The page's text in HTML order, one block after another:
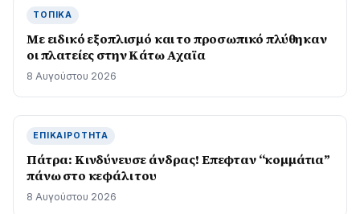
ΤΟΠΙΚΆ
Με ειδικό εξοπλισμό και το προσωπικό πλύθηκαν
οι πλατείες στην Κάτω Αχαϊα
8 Αυγούστου 2026
ΕΠΙΚΑΙΡΌΤΗΤΑ
Πάτρα: Κινδύνευσε άνδρας! Επεφταν “κομμάτια”
πάνω στο κεφάλι του
8 Αυγούστου 2026